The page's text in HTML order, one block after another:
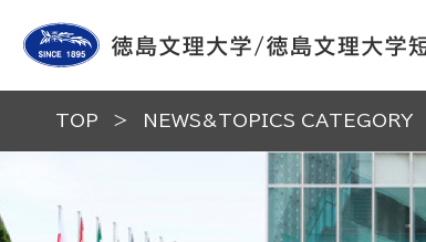
TOP NEWS&TOPICS CATEGORY